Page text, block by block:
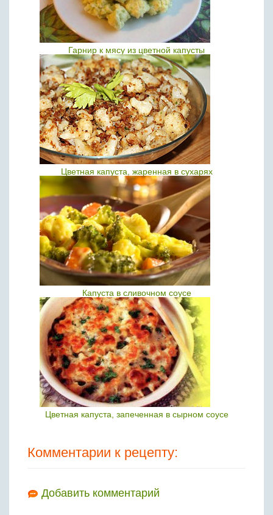
Гарнир к мясу из цветной капусты
Цветная капуста, жаренная в сухарях
Капуста в сливочном соусе
Цветная капуста, запеченная в сырном соусе
Комментарии к рецепту:
Добавить комментарий